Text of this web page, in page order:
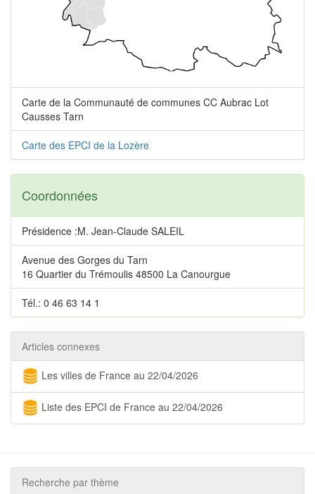
Carte de la Communauté de communes CC Aubrac Lot
Causses Tarn
Carte des EPCI de la Lozère
Coordonnées
Présidence :M. Jean-Claude SALEIL
Avenue des Gorges du Tarn
16 Quartier du Trémoulis 48500 La Canourgue
Tél.: 0 46 63 14 1
Articles connexes
Les villes de France au 22/04/2026
Liste des EPCI de France au 22/04/2026
Recherche par thème